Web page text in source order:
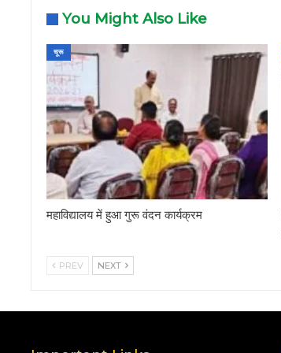
You Might Also Like
चूरू
महाविद्यालय में हुआ गुरू वंदन कार्यक्रम
PREV NEXT